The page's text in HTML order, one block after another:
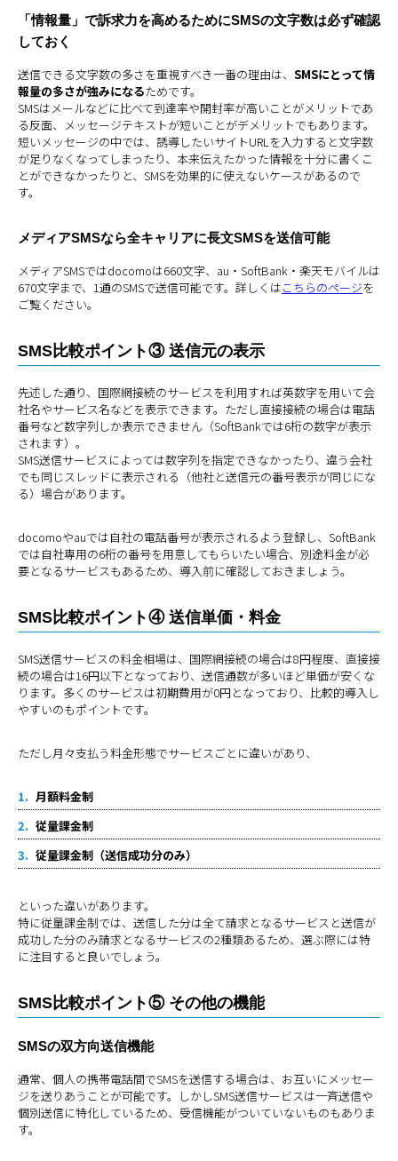
「情報量」で訴求力を高めるためにSMSの文字数は必ず確認
しておく
送信できる文字数の多さを重視すべき一番の理由は、 SMSにとって情
報量の多さが強みになるためです。
SMSはメールなどに比べて到達率や開封率が高いことがメリットであ
る反面、メッセージテキストが短いことがデメリットでもあります。
短いメッセージの中では、誘導したいサイトURLを入力すると文字数
が足りなくなってしまったり、本来伝えたかった情報を十分に書くこ
とができなかったりと、SMSを効果的に使えないケースがあるので
す。
メディアSMSなら全キャリアに長文SMSを送信可能
メディアSMSではdocomoは660文字、au・SoftBank・楽天モバイルは
670文字まで、1通のSMSで送信可能です。詳しくはこちらのページを
ご覧ください。
SMS比較ポイント③ 送信元の表示
先述した通り、国際網接続のサービスを利用すれば英数字を用いて会
社名やサービス名などを表示できます。ただし直接接続の場合は電話
番号など数字列しか表示できません（SoftBankでは6桁の数字が表示
されます）。
SMS送信サービスによっては数字列を指定できなかったり、違う会社
でも同じスレッドに表示される（他社と送信元の番号表示が同じにな
る）場合があります。
docomoやauでは自社の電話番号が表示されるよう登録し、SoftBank
では自社専用の6桁の番号を用意してもらいたい場合、別途料金が必
要となるサービスもあるため、導入前に確認しておきましょう。
SMS比較ポイント④ 送信単価・料金
SMS送信サービスの料金相場は、国際網接続の場合は8円程度、直接接
続の場合は16円以下となっており、送信通数が多いほど単価が安くな
ります。多くのサービスは初期費用が0円となっており、比較的導入し
やすいのもポイントです。
ただし月々支払う料金形態でサービスごとに違いがあり、
月額料金制
従量課金制
従量課金制（送信成功分のみ）
といった違いがあります。
特に従量課金制では、送信した分は全て請求となるサービスと送信が
成功した分のみ請求となるサービスの2種類あるため、選ぶ際には特
に注目すると良いでしょう。
SMS比較ポイント⑤ その他の機能
SMSの双方向送信機能
通常、個人の携帯電話間でSMSを送信する場合は、お互いにメッセー
ジを送りあうことが可能です。しかしSMS送信サービスは一斉送信や
個別送信に特化しているため、受信機能がついていないものもありま
す。